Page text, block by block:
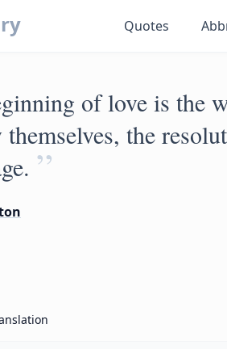
Quotes
of love is the
themselves, the
”